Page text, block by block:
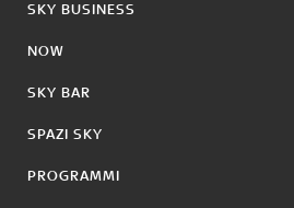
SKY BUSINESS
NOW
SKY BAR
SPAZI SKY
PROGRAMMI